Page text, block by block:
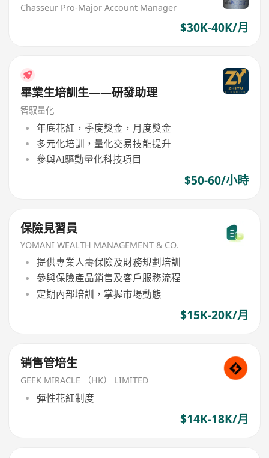
Chasseur Pro-Major Account Manager
$30K-40K/月
畢業生培訓生——研發助理
智馭量化
年底花紅，季度獎金，月度獎金
多元化培訓，量化交易技能提升
參與AI驅動量化科技項目
$50-60/小時
保險見習員
YOMANI WEALTH MANAGEMENT & CO.
提供專業人壽保險及財務規劃培訓
參與保險產品銷售及客戶服務流程
定期內部培訓，掌握市場動態
$15K-20K/月
销售管培生
GEEK MIRACLE （HK） LIMITED
彈性花紅制度
$14K-18K/月